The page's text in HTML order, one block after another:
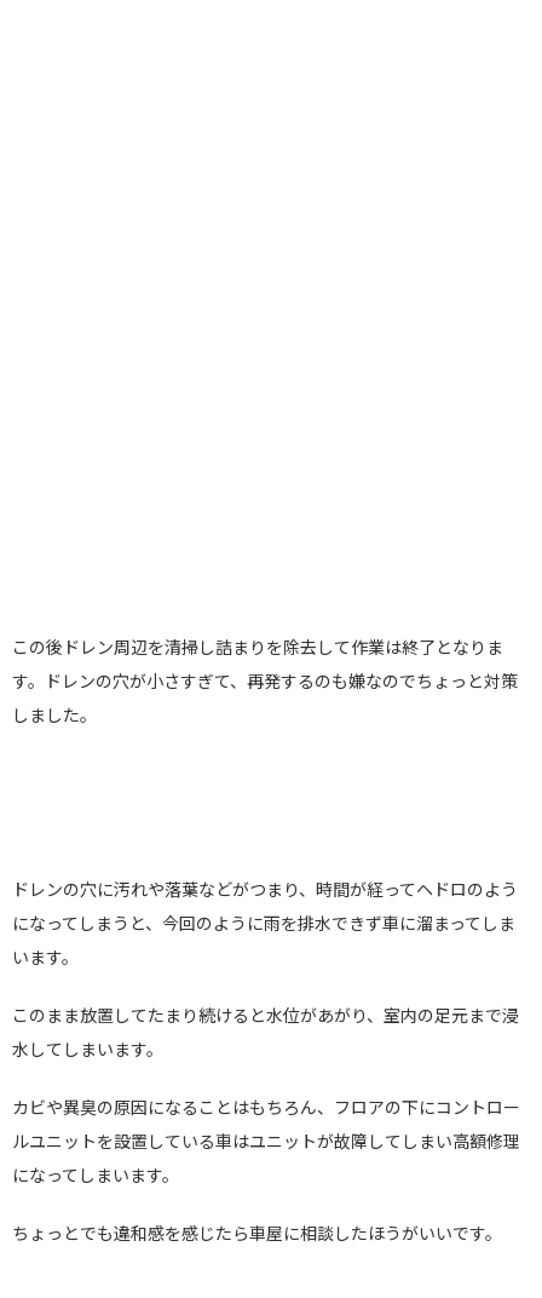
この後ドレン周辺を清掃し詰まりを除去して作業は終了となりま
す。ドレンの穴が小さすぎて、再発するのも嫌なのでちょっと対策
しました。
ドレンの穴に汚れや落葉などがつまり、時間が経ってヘドロのよう
になってしまうと、今回のように雨を排水できず車に溜まってしま
います。
このまま放置してたまり続けると水位があがり、室内の足元まで浸
水してしまいます。
カビや異臭の原因になることはもちろん、フロアの下にコントロー
ルユニットを設置している車はユニットが故障してしまい高額修理
になってしまいます。
ちょっとでも違和感を感じたら車屋に相談したほうがいいです。